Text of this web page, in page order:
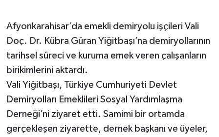
Afyonkarahisar’da emekli demiryolu işçileri Vali
Doç. Dr. Kübra Güran Yiğitbaşı’na demiryollarının
tarihsel süreci ve kuruma emek veren çalışanların
birikimlerini aktardı.
Vali Yiğitbaşı, Türkiye Cumhuriyeti Devlet
Demiryolları Emeklileri Sosyal Yardımlaşma
Derneği’ni ziyaret etti. Samimi bir ortamda
gerçekleşen ziyarette, dernek başkanı ve üyeler,